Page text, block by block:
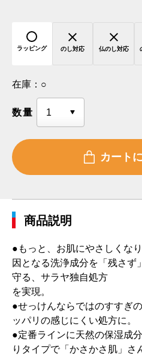
ラッピング のし対応 仏のし対応
在庫： ○
数量
商品説明
●もっと、お肌にやさしくな
因となる洗浄成分を「残さず
守る、サラヤ独自処方
を実現。
●せっけんならではのすすぎ
ッパリの感じにくい処方に。
●定番ラインに天然の保湿成
りタイプで「かさかさ肌」さ